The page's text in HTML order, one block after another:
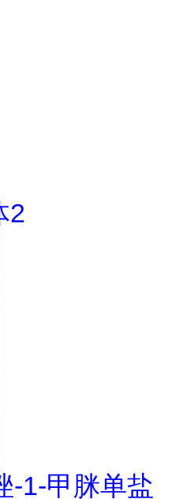
2
-1-甲脒单盐